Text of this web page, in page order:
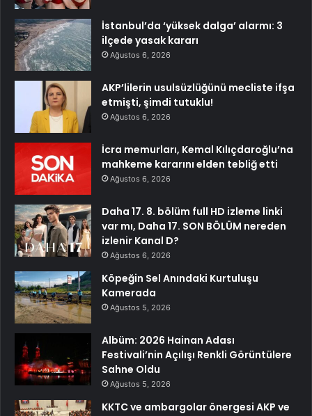
İstanbul’da ‘yüksek dalga’ alarmı: 3
ilçede yasak kararı
Ağustos 6, 2026
AKP’lilerin usulsüzlüğünü mecliste ifşa
etmişti, şimdi tutuklu!
Ağustos 6, 2026
İcra memurları, Kemal Kılıçdaroğlu’na
mahkeme kararını elden tebliğ etti
Ağustos 6, 2026
Daha 17. 8. bölüm full HD izleme linki
var mı, Daha 17. SON BÖLÜM nereden
izlenir Kanal D?
Ağustos 6, 2026
Köpeğin Sel Anındaki Kurtuluşu
Kamerada
Ağustos 5, 2026
Albüm: 2026 Hainan Adası
Festivali’nin Açılışı Renkli Görüntülere
Sahne Oldu
Ağustos 5, 2026
KKTC ve ambargolar önergesi AKP ve